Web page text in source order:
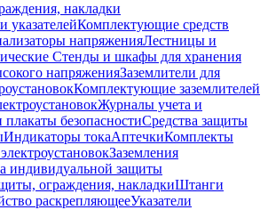
накладки
указателейКомплектующие средств
напряженияЛестницы и
Стенды и шкафы для хранения
напряженияЗаземлители для
Комплектующие заземлителей
Журналы учета и
плакаты безопасностиСредства защиты
Индикаторы токаАптечкиКомплекты
Заземления
индивидуальной защиты
ограждения, накладкиШтанги
раскрепляющееУказатели